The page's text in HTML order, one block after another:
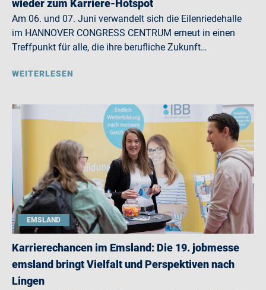
wieder zum Karriere-Hotspot
Am 06. und 07. Juni verwandelt sich die Eilenriedehalle
im HANNOVER CONGRESS CENTRUM erneut in einen
Treffpunkt für alle, die ihre berufliche Zukunft…
WEITERLESEN
EMSLAND
Karrierechancen im Emsland: Die 19. jobmesse
emsland bringt Vielfalt und Perspektiven nach
Lingen